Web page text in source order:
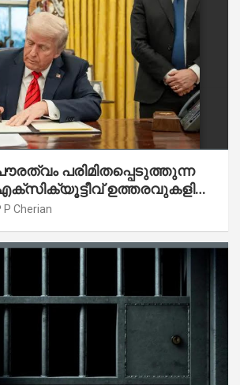
പരിമിതപ്പെടുത്തുന്ന
ഉത്തരവുകളിൽ
P Cherian